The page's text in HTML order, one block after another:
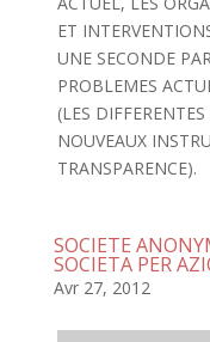
ET
UNE SECONDE
PROBLEMES
(LES
NOUVEAUX
TRANSPARENCE).
SOCIETE
SOCIETA PER
Avr 27, 2012